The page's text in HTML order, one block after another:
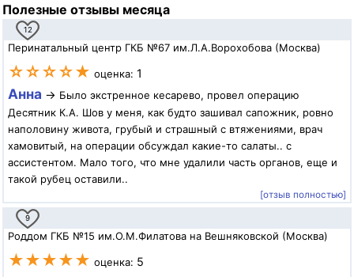
Полезные отзывы месяца
12
Перинатальный центр ГКБ №67 им.Л.А.Ворохобова (Москва)
☆☆☆☆★ оценка: 1
Анна → Было экстренное кесарево, провел операцию
Десятник К.А. Шов у меня, как будто зашивал сапожник, ровно
наполовину живота, грубый и страшный с втяжениями, врач
хамовитый, на операции обсуждал какие-то салаты.. с
ассистентом. Мало того, что мне удалили часть органов, еще и
такой рубец оставили..
[отзыв полностью]
9
Роддом ГКБ №15 им.О.М.Филатова на Вешняковской (Москва)
★★★★★ оценка: 5